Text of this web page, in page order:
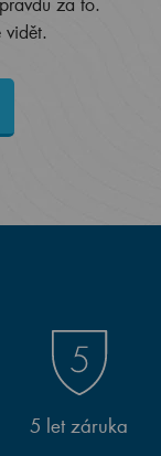
vidět.
5 let záruka